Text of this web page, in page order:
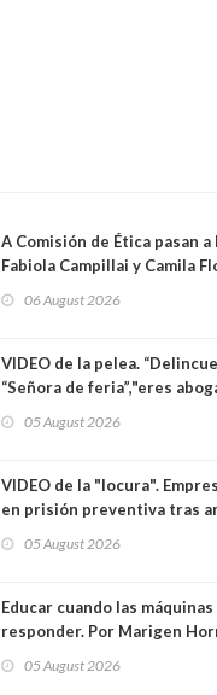
A Comisión de Ética pasan a
Fabiola Campillai y Camila
06 August 2026
VIDEO de la pelea.
“Señora de feria”,"eres
senadoras Camila Flores y
05 August 2026
VIDEO de la "locura".
en prisión preventiva tras
Los persiguió en potente
05 August 2026
Educar cuando las
responder. Por Marigen
05 August 2026